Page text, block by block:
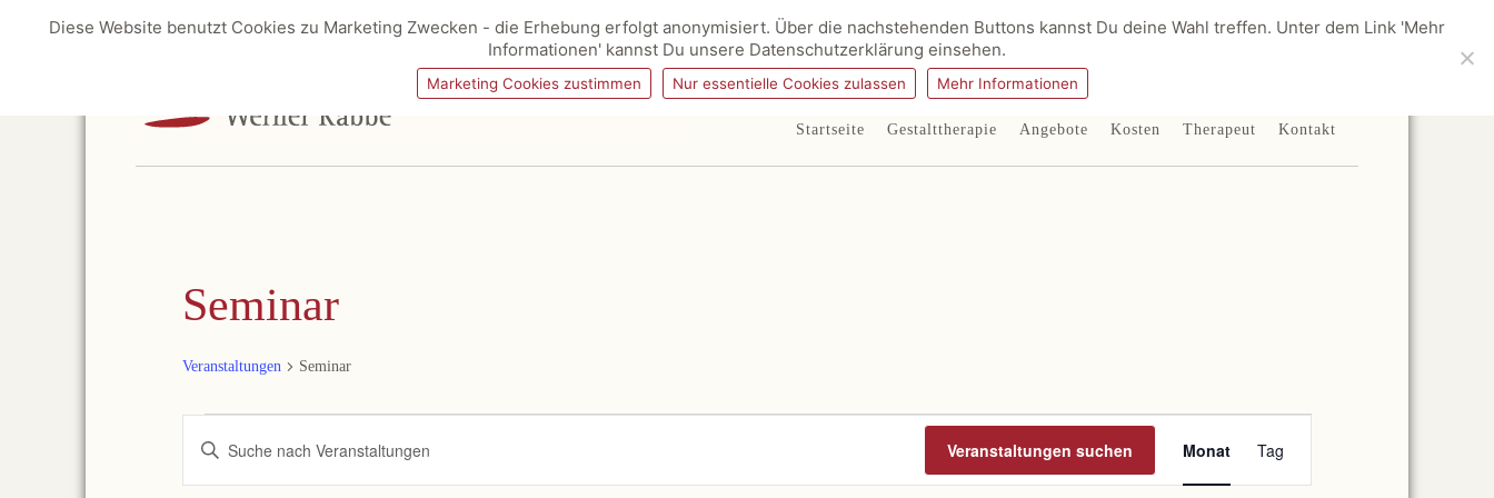
Startseite Gestalttherapie Angebote Kosten Therapeut Kontakt
Seminar
Veranstaltungen Seminar
Veranstaltungen
Veranstaltungen
Suche
und
Navigation
Schlüsselwort
Suche
Veranstaltungen suchen
Veranstaltung
Navigation
Monat Tag
Diese Website benutzt Cookies zu Marketing Zwecken - die Erhebung erfolgt anonymisiert. Über die nachstehenden Buttons kannst Du deine Wahl treffen. Unter dem Link 'Mehr
Informationen' kannst Du unsere Datenschutzerklärung einsehen.
Marketing Cookies zustimmen Nur essentielle Cookies zulassen Mehr Informationen